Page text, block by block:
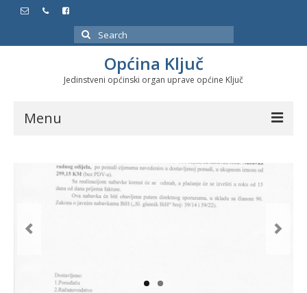
Search
for:
Općina Ključ
Jedinstveni općinski organ uprave općine Ključ
Menu
Službeni glasnici
sektoru